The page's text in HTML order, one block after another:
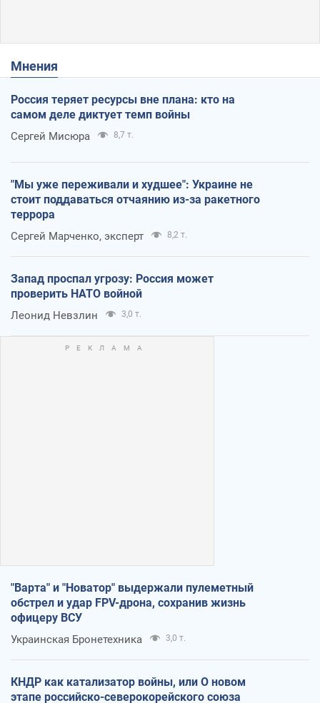
Мнения
Россия теряет ресурсы вне плана: кто на
самом деле диктует темп войны
Сергей Мисюра 8,7 т.
"Мы уже переживали и худшее": Украине не
стоит поддаваться отчаянию из-за ракетного
террора
Сергей Марченко, эксперт 8,2 т.
Запад проспал угрозу: Россия может
проверить НАТО войной
Леонид Невзлин 3,0 т.
"Варта" и "Новатор" выдержали пулеметный
обстрел и удар FPV-дрона, сохранив жизнь
офицеру ВСУ
Украинская Бронетехника 3,0 т.
КНДР как катализатор войны, или О новом
этапе российско-северокорейского союза